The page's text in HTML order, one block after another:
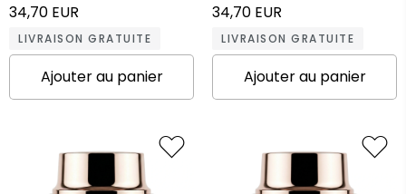
34,70 EUR
LIVRAISON GRATUITE
Ajouter au panier
34,70 EUR
LIVRAISON GRATUITE
Ajouter au panier